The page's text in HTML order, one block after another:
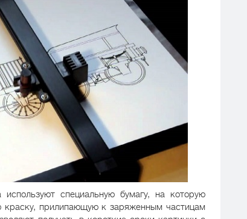
используют специальную бумагу, на которую
краску, прилипающую к заряженным частицам